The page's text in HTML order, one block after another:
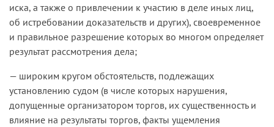
иска, а также о привлечении к участию в деле иных лиц,
об истребовании доказательств и других), своевременное
и правильное разрешение которых во многом определяет
результат рассмотрения дела;
— широким кругом обстоятельств, подлежащих
установлению судом (в числе которых нарушения,
допущенные организатором торгов, их существенность и
влияние на результаты торгов, факты ущемления